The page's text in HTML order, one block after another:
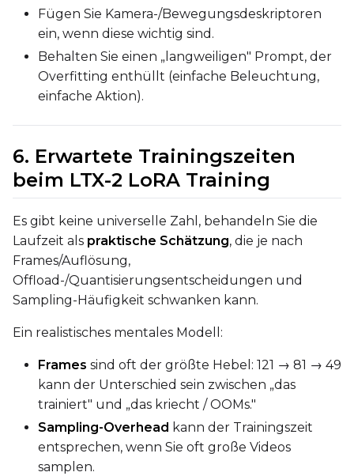
Fügen Sie Kamera-/Bewegungsdeskriptoren
ein, wenn diese wichtig sind.
Behalten Sie einen „langweiligen" Prompt, der
Overfitting enthüllt (einfache Beleuchtung,
einfache Aktion).
6. Erwartete Trainingszeiten
beim LTX-2 LoRA Training
Es gibt keine universelle Zahl, behandeln Sie die
Laufzeit als praktische Schätzung, die je nach
Frames/Auflösung,
Offload-/Quantisierungsentscheidungen und
Sampling-Häufigkeit schwanken kann.
Ein realistisches mentales Modell:
Frames sind oft der größte Hebel: 121 → 81 → 49
kann der Unterschied sein zwischen „das
trainiert" und „das kriecht / OOMs."
Sampling-Overhead kann der Trainingszeit
entsprechen, wenn Sie oft große Videos
samplen.